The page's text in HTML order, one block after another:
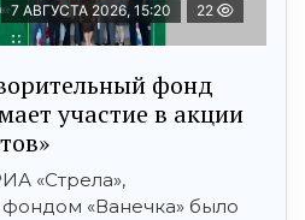
7 АВГУСТА 2026, 15:20 22
фонд
участие в акции
«Стрела»,
«Ванечка» было